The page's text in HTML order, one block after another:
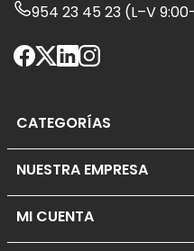
954 23 45 23 (L–V
CATEGORÍAS
NUESTRA EMPRESA
MI CUENTA